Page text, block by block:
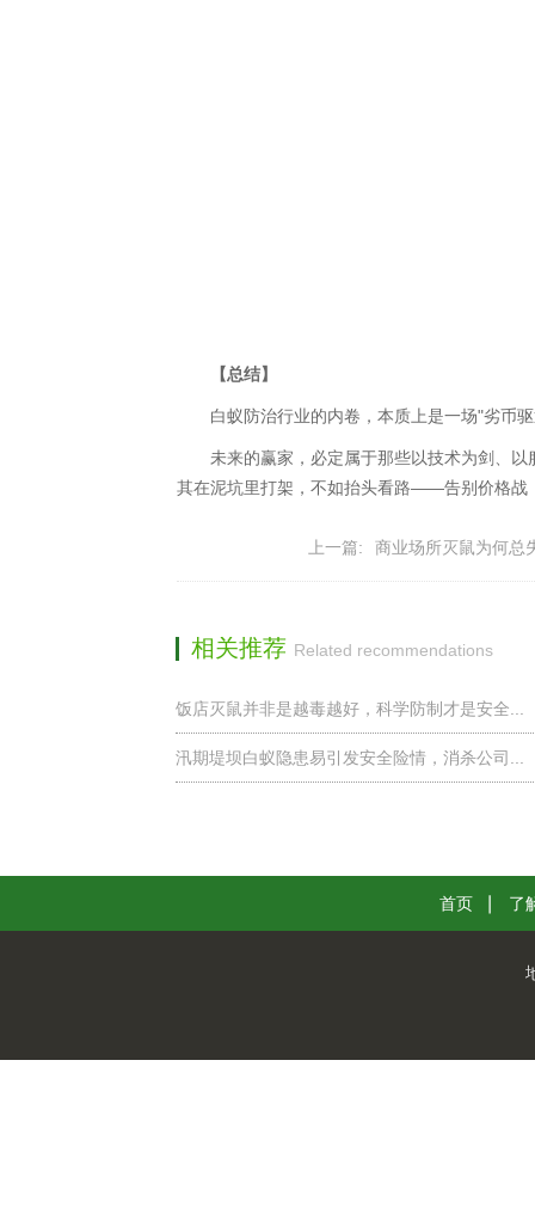
【总结】
白蚁防治行业的内卷，本质上是一场"劣币驱
未来的赢家，必定属于那些以技术为剑、以
其在泥坑里打架，不如抬头看路——告别价格战
上一篇: 商业场所灭鼠为何总
相关推荐 Related recommendations
饭店灭鼠并非是越毒越好，科学防制才是安全...
汛期堤坝白蚁隐患易引发安全险情，消杀公司...
首页 了